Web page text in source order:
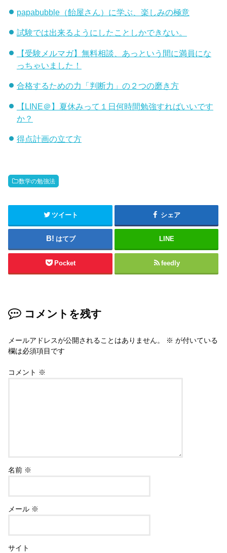
papabubble（飴屋さん）に学ぶ、楽しみの極意
試験では出来るようにしたことしかできない。
【受験メルマガ】無料相談、あっという間に満員にな
っちゃいました！
合格するための力「判断力」の２つの磨き方
【LINE＠】夏休みって１日何時間勉強すればいいです
か？
得点計画の立て方
数学の勉強法
ツイート シェア
はてブ LINE
Pocket feedly
コメントを残す
メールアドレスが公開されることはありません。 ※ が付いている
欄は必須項目です
コメント ※
名前 ※
メール ※
サイト